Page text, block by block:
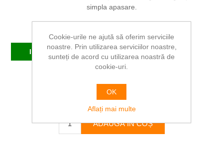
simpla apasare.
In stoc
25,42 RON
ADAUGĂ ÎN COȘ
Cookie-urile ne ajută să oferim serviciile
noastre. Prin utilizarea serviciilor noastre,
sunteți de acord cu utilizarea noastră de
cookie-uri.
OK
Aflați mai multe